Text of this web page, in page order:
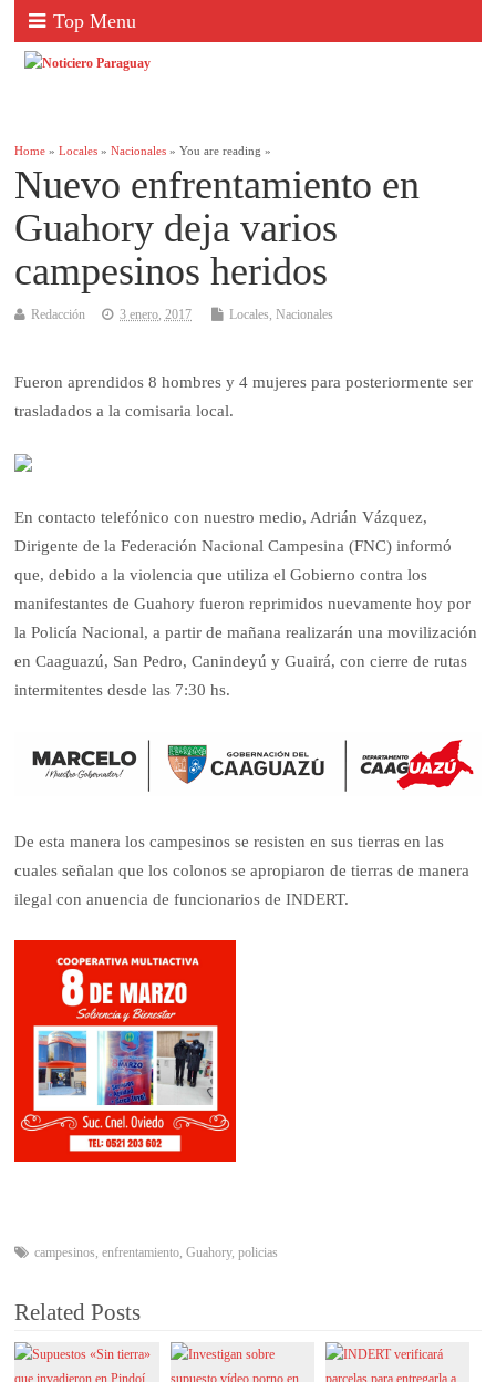
Top Menu
Home »Locales »Nacionales » You are reading »
Nuevo enfrentamiento en
Guahory deja varios
campesinos heridos
Redacción 3 enero, 2017 Locales,Nacionales
Fueron aprendidos 8 hombres y 4 mujeres para posteriormente ser
trasladados a la comisaria local.
En contacto telefónico con nuestro medio, Adrián Vázquez,
Dirigente de la Federación Nacional Campesina (FNC) informó
que, debido a la violencia que utiliza el Gobierno contra los
manifestantes de Guahory fueron reprimidos nuevamente hoy por
la Policía Nacional, a partir de mañana realizarán una movilización
en Caaguazú, San Pedro, Canindeyú y Guairá, con cierre de rutas
intermitentes desde las 7:30 hs.
De esta manera los campesinos se resisten en sus tierras en las
cuales señalan que los colonos se apropiaron de tierras de manera
ilegal con anuencia de funcionarios de INDERT.
campesinos ,enfrentamiento ,Guahory,policias
Related Posts